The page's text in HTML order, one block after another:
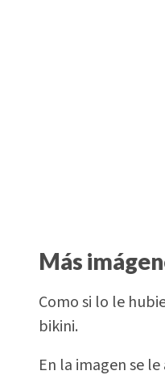
Más
Como si lo le
bikini.
En la imagen se